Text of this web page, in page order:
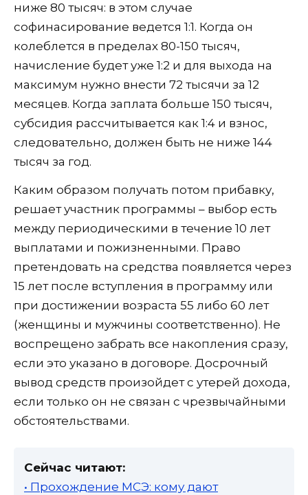
ниже 80 тысяч: в этом случае
софинасирование ведется 1:1. Когда он
колеблется в пределах 80-150 тысяч,
начисление будет уже 1:2 и для выхода на
максимум нужно внести 72 тысячи за 12
месяцев. Когда заплата больше 150 тысяч,
субсидия рассчитывается как 1:4 и взнос,
следовательно, должен быть не ниже 144
тысяч за год.
Каким образом получать потом прибавку,
решает участник программы – выбор есть
между периодическими в течение 10 лет
выплатами и пожизненными. Право
претендовать на средства появляется через
15 лет после вступления в программу или
при достижении возраста 55 либо 60 лет
(женщины и мужчины соответственно). Не
воспрещено забрать все накопления сразу,
если это указано в договоре. Досрочный
вывод средств произойдет с утерей дохода,
если только он не связан с чрезвычайными
обстоятельствами.
Сейчас читают:
• Прохождение МСЭ: кому дают